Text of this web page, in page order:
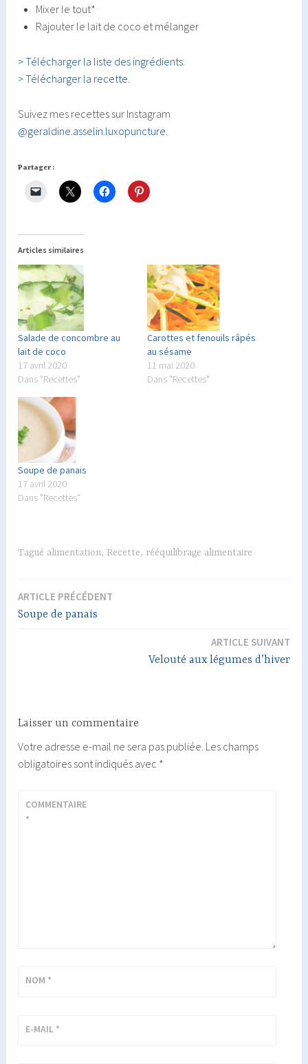
Mixer le tout*
Rajouter le lait de coco et mélanger
> Télécharger la liste des ingrédients.
> Télécharger la recette.
Suivez mes recettes sur Instagram
@geraldine.asselin.luxopuncture
Partager :
Articles similaires
Salade de concombre au
lait de coco
17 avril 2020
Dans "Recettes"
Carottes et fenouils râpés
au sésame
11 mai 2020
Dans "Recettes"
Soupe de panais
17 avril 2020
Dans "Recettes"
Tagué alimentation, Recette, rééquilibrage alimentaire
Navigation
ARTICLE PRÉCÉDENT
Soupe de panais
ARTICLE SUIVANT
Velouté aux légumes d’hiver
Laisser un commentaire
Votre adresse e-mail ne sera pas publiée. Les champs
obligatoires sont indiqués avec *
COMMENTAIRE
*
NOM *
E-MAIL *